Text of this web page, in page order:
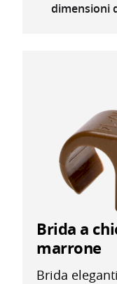
dimensioni
Brida a
marrone
Brida